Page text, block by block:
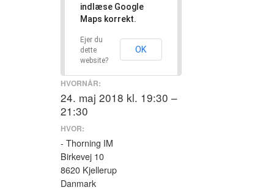
indlæse Google
Maps korrekt.
Ejer du
dette
website?
OK
HVORNÅR:
24. maj 2018 kl. 19:30 –
21:30
HVOR:
- Thorning IM
Birkevej 10
8620 Kjellerup
Danmark